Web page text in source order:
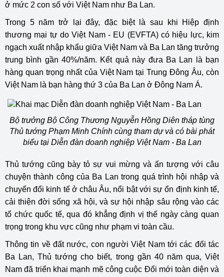
ở mức 2 con số với Việt Nam như Ba Lan.
Trong 5 năm trở lại đây, đặc biệt là sau khi Hiệp định
thương mại tự do Việt Nam - EU (EVFTA) có hiệu lực, kim
ngạch xuất nhập khẩu giữa Việt Nam và Ba Lan tăng trưởng
trung bình gần 40%/năm. Kết quả này đưa Ba Lan là bạn
hàng quan trọng nhất của Việt Nam tại Trung Đông Âu, còn
Việt Nam là bạn hàng thứ 3 của Ba Lan ở Đông Nam Á.
Bộ trưởng Bộ Công Thương Nguyễn Hồng Diên tháp tùng
Thủ tướng Phạm Minh Chính cùng tham dự và có bài phát
biểu tại Diễn đàn doanh nghiệp Việt Nam - Ba Lan
Thủ tướng cũng bày tỏ sự vui mừng và ấn tượng với câu
chuyện thành công của Ba Lan trong quá trình hội nhập và
chuyển đổi kinh tế ở châu Âu, nổi bật với sự ổn định kinh tế,
cải thiện đời sống xã hội, và sự hội nhập sâu rộng vào các
tổ chức quốc tế, qua đó khẳng định vị thế ngày càng quan
trọng trong khu vực cũng như phạm vi toàn cầu.
Thông tin về đất nước, con người Việt Nam tới các đối tác
Ba Lan, Thủ tướng cho biết, trong gần 40 năm qua, Việt
Nam đã triển khai mạnh mẽ công cuộc Đổi mới toàn diện và